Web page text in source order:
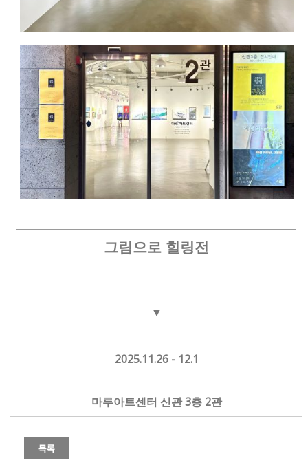
그림으로 힐링전
▼
2025.11.26 - 12.1
마루아트센터 신관 3층 2관